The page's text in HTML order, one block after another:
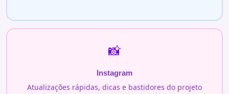
📸
Instagram
Atualizações rápidas, dicas e bastidores do projeto